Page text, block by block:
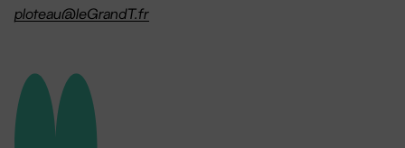
ploteau@leGrandT.fr